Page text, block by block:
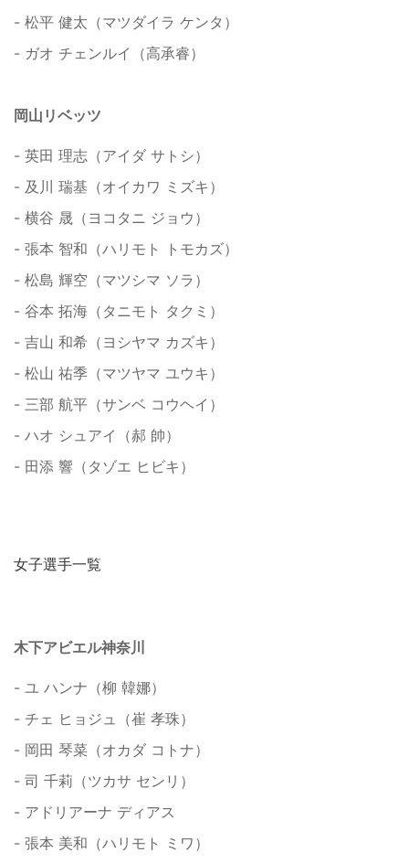
- 松平 健太（マツダイラ ケンタ）
- ガオ チェンルイ（高承睿）
岡山リベッツ
- 英田 理志（アイダ サトシ）
- 及川 瑞基（オイカワ ミズキ）
- 横谷 晟（ヨコタニ ジョウ）
- 張本 智和（ハリモト トモカズ）
- 松島 輝空（マツシマ ソラ）
- 谷本 拓海（タニモト タクミ）
- 吉山 和希（ヨシヤマ カズキ）
- 松山 祐季（マツヤマ ユウキ）
- 三部 航平（サンベ コウヘイ）
- ハオ シュアイ（郝 帥）
- 田添 響（タゾエ ヒビキ）
女子選手一覧
木下アビエル神奈川
- ユ ハンナ（柳 韓娜）
- チェ ヒョジュ（崔 孝珠）
- 岡田 琴菜（オカダ コトナ）
- 司 千莉（ツカサ センリ）
- アドリアーナ ディアス
- 張本 美和（ハリモト ミワ）